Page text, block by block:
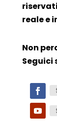
reale e
Non
Seguici